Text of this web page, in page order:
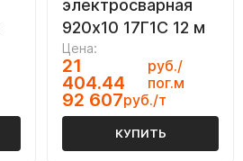
электросварная
920х10 17Г1С 12 м
Цена:
21
404.44
руб./
пог.м
92 607руб./т
КУПИТЬ